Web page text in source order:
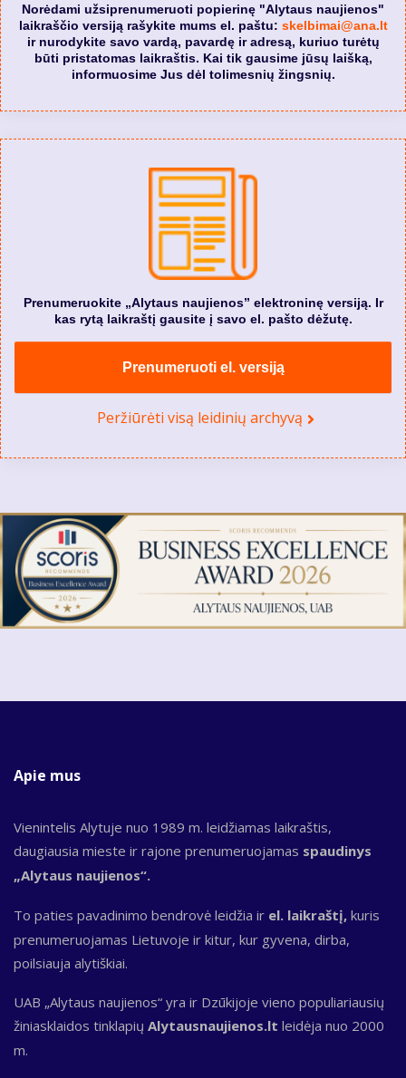
Norėdami užsiprenumeruoti popierinę "Alytaus naujienos"
laikraščio versiją rašykite mums el. paštu: skelbimai@ana.lt
ir nurodykite savo vardą, pavardę ir adresą, kuriuo turėtų
būti pristatomas laikraštis. Kai tik gausime jūsų laišką,
informuosime Jus dėl tolimesnių žingsnių.
Prenumeruokite „Alytaus naujienos” elektroninę versiją. Ir
kas rytą laikraštį gausite į savo el. pašto dėžutę.
Prenumeruoti el. versiją
Peržiūrėti visą leidinių archyvą
Apie mus
Vienintelis Alytuje nuo 1989 m. leidžiamas laikraštis,
daugiausia mieste ir rajone prenumeruojamas spaudinys
„Alytaus naujienos“.
To paties pavadinimo bendrovė leidžia ir el. laikraštį, kuris
prenumeruojamas Lietuvoje ir kitur, kur gyvena, dirba,
poilsiauja alytiškiai.
UAB „Alytaus naujienos“ yra ir Dzūkijoje vieno populiariausių
žiniasklaidos tinklapių Alytausnaujienos.lt leidėja nuo 2000
m.